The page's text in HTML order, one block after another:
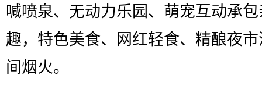
喊喷泉、无动力乐园、萌宠互动承
趣，特色美食、网红轻食、精酿夜
间烟火。